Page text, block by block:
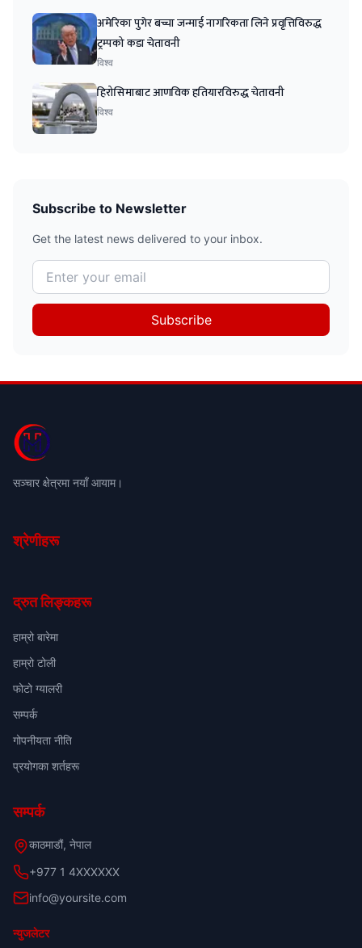
अमेरिका पुगेर बच्चा जन्माई नागरिकता लिने प्रवृत्तिविरुद्ध
ट्रम्पको कडा चेतावनी
विश्व
हिरोसिमाबाट आणविक हतियारविरुद्ध चेतावनी
विश्व
Subscribe to Newsletter
Get the latest news delivered to your inbox.
Subscribe
सञ्चार क्षेत्रमा नयाँ आयाम।
श्रेणीहरू
द्रुत लिङ्कहरू
हाम्रो बारेमा
हाम्रो टोली
फोटो ग्यालरी
सम्पर्क
गोपनीयता नीति
प्रयोगका शर्तहरू
सम्पर्क
काठमाडौं, नेपाल
+977 1 4XXXXXX
info@yoursite.com
न्युजलेटर